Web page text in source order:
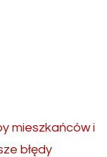
mieszkańców i
błędy